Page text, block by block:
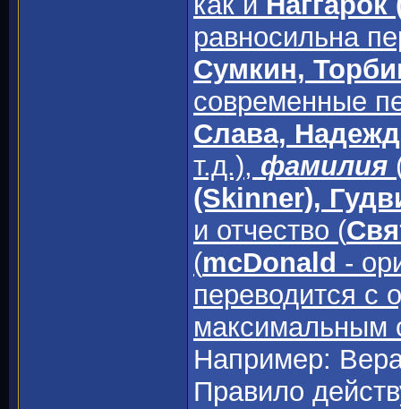
равносильна
Сумкин,
современные
Слава,
т.д.), фамилия
(Skinner),
и отчество (
(mcDonald -
переводится с
максимальным
Например:
Правило